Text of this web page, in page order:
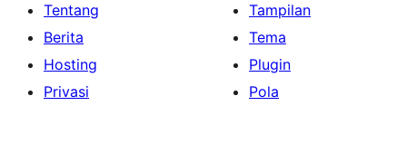
Tentang
Berita
Hosting
Privasi
Tampilan
Tema
Plugin
Pola